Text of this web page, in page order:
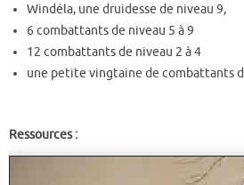
Windéla, une druidesse de niveau 9,
6 combattants de niveau 5 à 9
12 combattants de niveau 2 à 4
une petite vingtaine de combattants
Ressources :